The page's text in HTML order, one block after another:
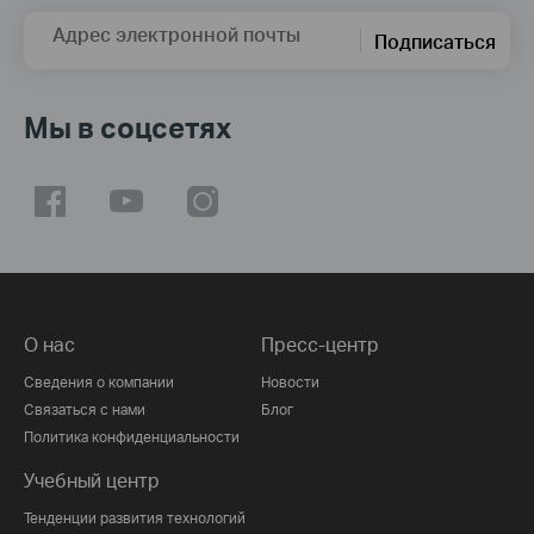
Адрес электронной почты Подписаться
Мы в соцсетях
О нас
Сведения о компании
Связаться с нами
Политика конфиденциальности
Пресс-центр
Новости
Блог
Учебный центр
Тенденции развития технологий